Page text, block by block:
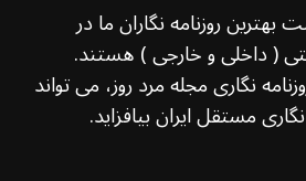
روزنامه نگاران ما در
( داخلی و خارجی ) هستند.
نگاری مجله مرد روز، می تواند
مستقل ایران بیافزاید.